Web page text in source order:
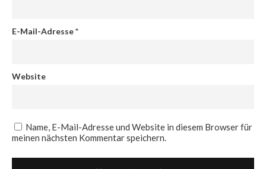
E-Mail-Adresse*
Website
Name, E-Mail-Adresse und Website in diesem Browser für
meinen nächsten Kommentar speichern.